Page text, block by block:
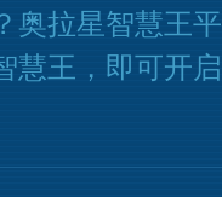
奥拉星智慧王
慧王，即可开